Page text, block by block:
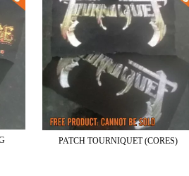
PATCH TOURNIQUET (CORES)